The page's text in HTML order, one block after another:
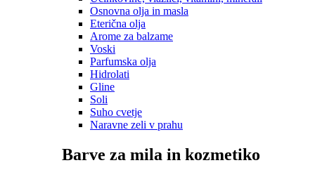
Osnovna olja in masla
Eterična olja
Arome za balzame
Voski
Parfumska olja
Hidrolati
Gline
Soli
Suho cvetje
Naravne zeli v prahu
Barve za mila in kozmetiko